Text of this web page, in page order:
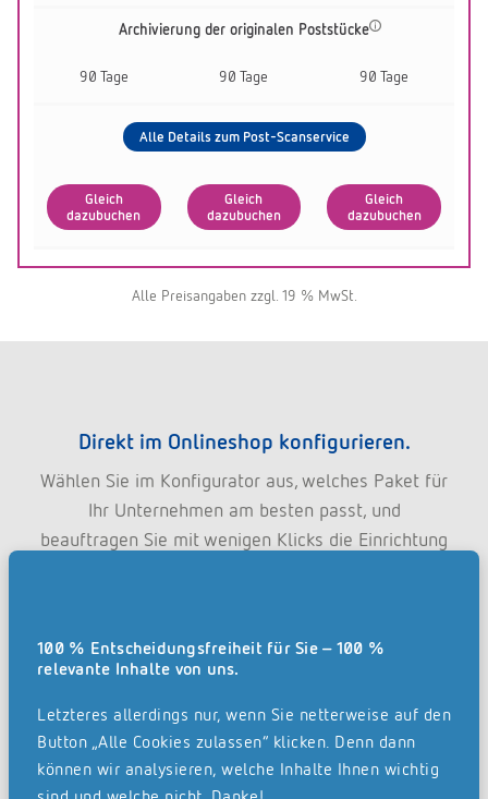
100 % Entscheidungsfreiheit für Sie – 100 %
relevante Inhalte von uns.
Letzteres allerdings nur, wenn Sie netterweise auf den
Button „Alle Cookies zulassen“ klicken. Denn dann
können wir analysieren, welche Inhalte Ihnen wichtig
Archivierung der originalen Poststücke
90 Tage 90 Tage 90 Tage
Alle Details zum Post-Scanservice
Gleich
dazubuchen
Gleich
dazubuchen
Gleich
dazubuchen
Alle Preisangaben zzgl. 19 % MwSt.
Direkt im Onlineshop konfigurieren.
Wählen Sie im Konfigurator aus, welches Paket für
Ihr Unternehmen am besten passt, und
beauftragen Sie mit wenigen Klicks die Einrichtung
Zur Dokumenten-Cloud beraten lassen.
Gerne erzählt Ihnen eine unserer